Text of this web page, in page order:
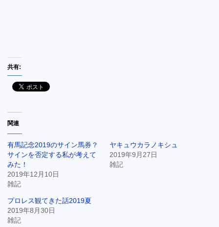
共有:
関連
有馬記念2019のサイン馬券？
サインを否定する私が考えて
みた！
2019年12月10日
雑記
ヤキュウカラノキシュ
2019年9月27日
雑記
プロレス観てきた話2019夏
2019年8月30日
雑記